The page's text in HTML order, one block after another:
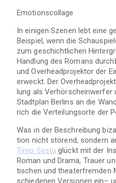
Emo­ti­ons­col­lage
In eini­gen Sze­nen lebt eine
Bei­spiel, wenn die
zum geschicht­li­chen
Hand­lung des Romans
und Over­head­pro­jek­tor der
erweckt. Der
lung als Ver­hör­schein­wer­fer
Stadt­plan Ber­lins an die
rich die Ver­tei­lungs­orte der
Was in der Beschrei­bung
tion nicht stö­rend, son­dern
Timo Sestuglückt mit der
Roman und Drama, Trauer
ti­schen und thea­ter­frem­den
schie­de­nen Ver­sio­nen ein–